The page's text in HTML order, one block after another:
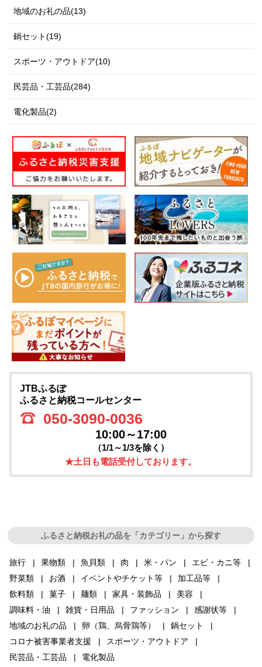
地域のお礼の品(13)
鍋セット(19)
スポーツ・アウトドア(10)
民芸品・工芸品(284)
電化製品(2)
JTBふるぽ
ふるさと納税コールセンター
050-3090-0036
10:00～17:00
（1/1～1/3を除く）
★土日も電話受付しております。
ふるさと納税お礼の品を「カテゴリー」から探す
旅行 果物類 魚貝類 肉 米・パン
エビ・カニ等
野菜類
お酒 イベントやチケット等
加工品等
飲料類
菓子 麺類 家具・装飾品
美容
調味料・油
雑貨・日用品 ファッション
感謝状等
地域のお礼の品
卵（鶏、烏骨鶏等）
鍋セット
コロナ被害事業者支援
スポーツ・アウトドア
民芸品・工芸品
電化製品